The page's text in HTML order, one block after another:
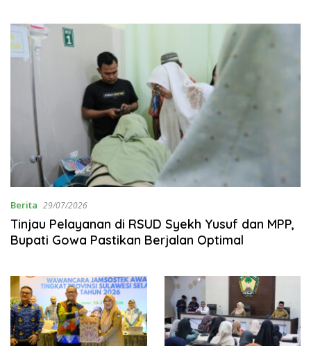
Berita 29/07/2026
Tinjau Pelayanan di RSUD Syekh Yusuf dan MPP,
Bupati Gowa Pastikan Berjalan Optimal